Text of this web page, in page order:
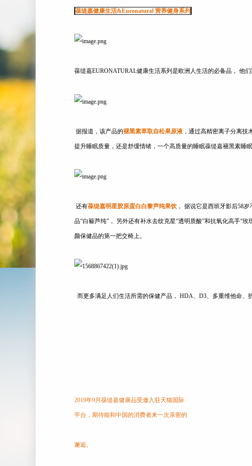
葆缇嘉健康生活&Euronatural 营养健身系列
葆缇嘉EURONATURAL健康生活系列是欧洲人生活的必备品， 他
据报道，该产品的褪黑素萃取自松果原液 ，通过高精密离子分离
提升睡眠质量，还是舒缓情绪，一个高质量的睡眠葆缇嘉褪黑素睡
还有葆缇嘉明星胶原蛋白白黎芦纯果饮 ， 据说它是西班牙影后58
品“白䉫芦纯”， 另外还有补水去纹克星“透明质酸”和抗氧化高手“
颜保健品的第一把交椅上。
而更多满足人们生活所需的保健产品， HDA、D3、多重维他命、
2019年9月葆缇嘉健康品受邀入驻天猫国际
平台，期待能和中国的消费者来一次亲密的
邂逅。